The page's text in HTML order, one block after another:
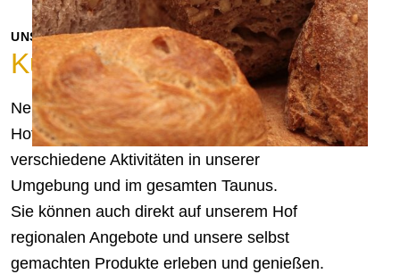
UNSERE STRAUSSWIRTSCHAFT
Kulinarischer Genuss
Neben all der täglichen Arbeit, die auf einem
Hof entsteht, haben wir nicht nur viele
verschiedene Aktivitäten in unserer
Umgebung und im gesamten Taunus.
Sie können auch direkt auf unserem Hof
regionalen Angebote und unsere selbst
gemachten Produkte erleben und genießen.